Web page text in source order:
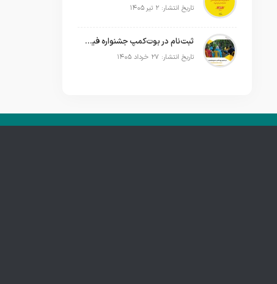
تاریخ انتشار: ۲ تیر ۱۴۰۵
ثبت‌نام در بوت‌کمپ جشنواره فیلم فضای باز ایران آغاز شد؛ تجربه ساخت فیلم کوتاه در فضای باز
تاریخ انتشار: ۲۷ خرداد ۱۴۰۵